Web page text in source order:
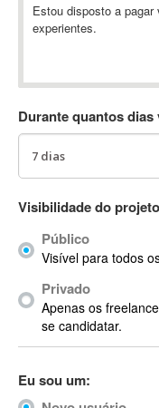
Absynth
ACARS
AccountMate
ACDSee
ACID Pro
ACPI
Acrobat
Acrobat X
Acronis
Actian
Actimize
ActionScript
Active Directory
Estou disposto a
experientes.
Durante quantos
Visibilidade do projeto
Público
Visível para todos
Privado
Apenas os
se candidatar.
Eu sou um: